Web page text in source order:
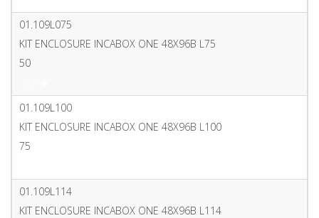
01.109L075
KIT ENCLOSURE INCABOX ONE 48X96B L75
50
01.109L100
KIT ENCLOSURE INCABOX ONE 48X96B L100
75
01.109L114
KIT ENCLOSURE INCABOX ONE 48X96B L114